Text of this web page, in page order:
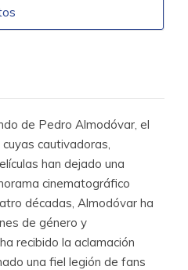
de Pedro Almodóvar, el
cautivadoras,
han dejado una
cinematográfico
décadas, Almodóvar ha
de género y
recibido la aclamación
una fiel legión de fans